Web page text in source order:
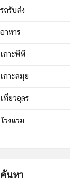
รถรับส่ง
อาหาร
เกาะพีพี
เกาะสมุย
เที่ยวอุดร
โรงแรม
ค้นหา